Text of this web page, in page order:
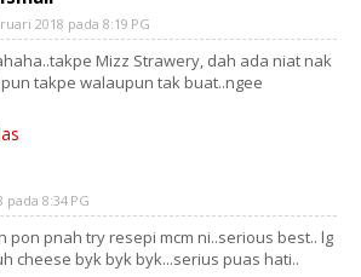
2018 pada 8:19 PG
Mizz Strawery, dah ada niat nak
takpe walaupun tak buat..ngee
pada 8:34 PG
pon pnah try resepi mcm ni..serious best.. lg
cheese byk byk byk...serius puas hati..